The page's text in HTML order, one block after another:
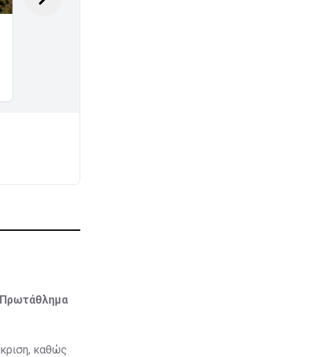
Πρωτάθλημα
καθώς